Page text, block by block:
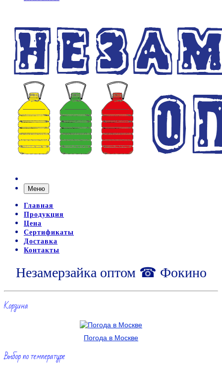
Меню
Главная
Продукция
Цена
Сертификаты
Доставка
Контакты
Незамерзайка оптом ☎ Фокино
Корзина
Погода в Москве
Выбор по температуре